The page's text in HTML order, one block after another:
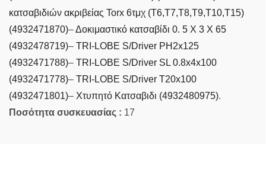
κατσαβιδιών ακριβείας Torx 6τμχ (T6,T7,T8,T9,T10,T15)
(4932471870)–Δοκιμαστικό κατσαβίδι 0. 5 X 3 X 65
(4932478719)– TRI-LOBE S/Driver PH2x125
(4932471788)– TRI-LOBE S/Driver SL 0.8x4x100
(4932471778)– TRI-LOBE S/Driver T20x100
(4932471801)– Χτυπητό Κατσαβιδι (4932480975).
Ποσότητα συσκευασίας : 17